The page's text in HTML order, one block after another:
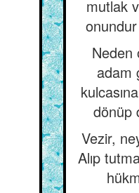
mutlak
Neden
adam
dönüp
Vezir,
Alıp